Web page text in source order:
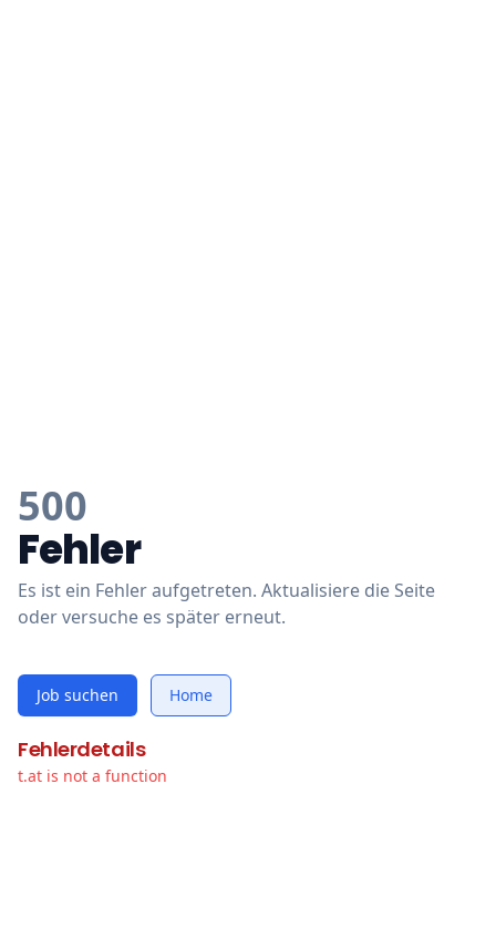
500
Fehler
Es ist ein Fehler aufgetreten. Aktualisiere die Seite
oder versuche es später erneut.
Job suchen Home
Fehlerdetails
t.at is not a function